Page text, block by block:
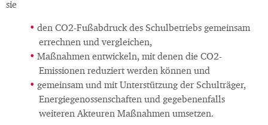
sie
den CO2-Fußabdruck des Schulbetriebs gemeinsam
errechnen und vergleichen,
Maßnahmen entwickeln, mit denen die CO2-
Emissionen reduziert werden können und
gemeinsam und mit Unterstützung der Schulträger,
Energiegenossenschaften und gegebenenfalls
weiteren Akteuren Maßnahmen umsetzen.